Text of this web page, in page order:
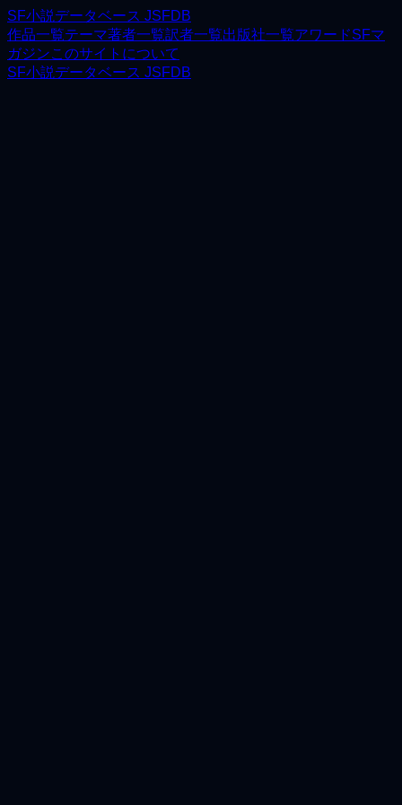
SF小説データベース JSFDB
作品一覧テーマ著者一覧訳者一覧出版社一覧アワードSFマ
ガジンこのサイトについて
SF小説データベース JSFDB